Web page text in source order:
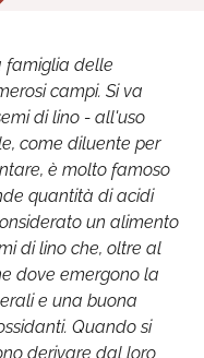
famiglia delle
campi. Si va
di lino - all'uso
come diluente per
è molto famoso
quantità di acidi
un alimento
di lino che, oltre al
dove emergono la
e una buona
Quando si
derivare dal loro